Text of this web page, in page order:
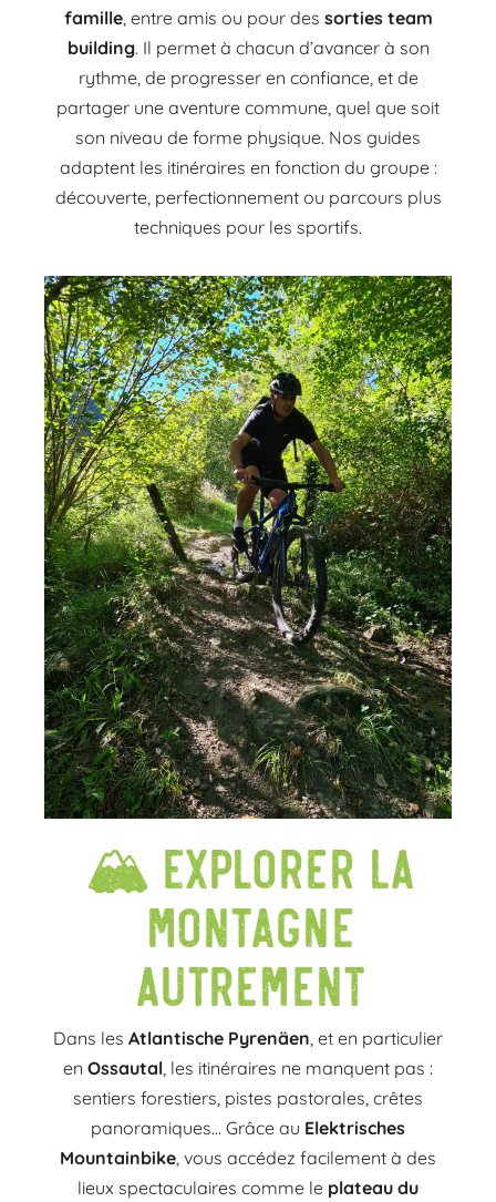
famille, entre amis ou pour des sorties team
building. Il permet à chacun d’avancer à son
rythme, de progresser en confiance, et de
partager une aventure commune, quel que soit
son niveau de forme physique. Nos guides
adaptent les itinéraires en fonction du groupe :
découverte, perfectionnement ou parcours plus
techniques pour les sportifs.
🏔️ Explorer la
montagne
autrement
Dans les Atlantische Pyrenäen , et en particulier
en Ossautal , les itinéraires ne manquent pas :
sentiers forestiers, pistes pastorales, crêtes
panoramiques… Grâce au Elektrisches
Mountainbike , vous accédez facilement à des
lieux spectaculaires comme le plateau du